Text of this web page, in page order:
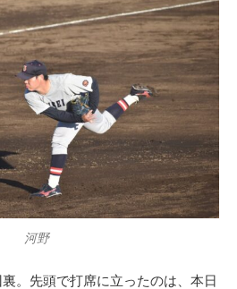
河野
。先頭で打席に立ったのは、本日